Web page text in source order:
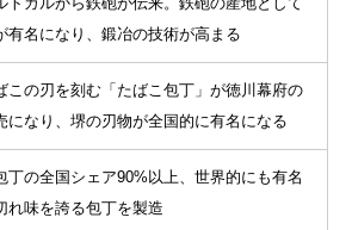
有名になり、鍛冶の技術が高まる
この刃を刻む「たばこ包丁」が徳川幕府の
になり、堺の刃物が全国的に有名になる
丁の全国シェア90%以上、世界的にも有名
れ味を誇る包丁を製造